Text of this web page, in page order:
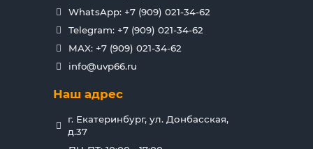
WhatsApp: +7 (909) 021-34-62
Telegram: +7 (909) 021-34-62
MAX: +7 (909) 021-34-62
info@uvp66.ru
Наш адрес
г. Екатеринбург, ул. Донбасская,
д.37